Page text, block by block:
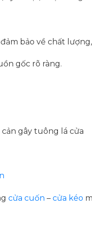
bảo về chất
gốc rõ ràng.
gây tuông lá cửa
cửa cuốn – cửa kéo